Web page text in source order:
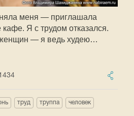
меня — приглашала
кафе. Я с трудом отказался.
— я ведь худею…
труд труппа человек